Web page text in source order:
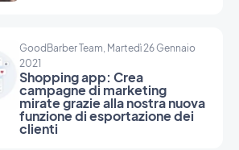
GoodBarber Team, Martedì 26 Gennaio
2021
Shopping app: Crea
campagne di marketing
mirate grazie alla nostra nuova
funzione di esportazione dei
clienti